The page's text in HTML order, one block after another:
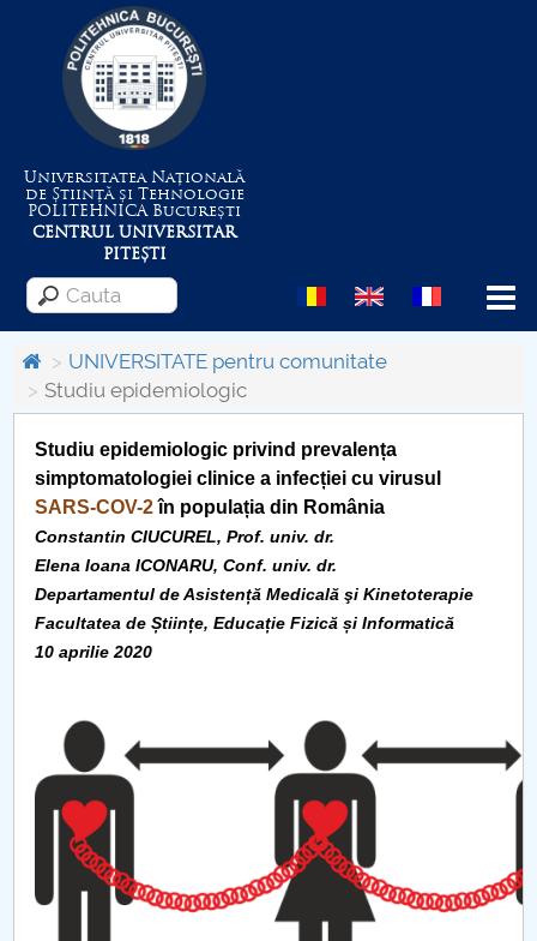
Universitatea Națională
de Știință și Tehnologie
POLITEHNICABucurești
CENTRUL UNIVERSITAR
PITEȘTI
Menu
Despre Universitate
Centrul de Management al Proiectelor
Consiliul de Administratie
Nr. de telefon si adrese Facultăți
Admitere
Senat
Facultăți
Studenți
UNIVERSITATE pentru comunitate
Studiu epidemiologic
Studiu epidemiologic privind prevalența
simptomatologiei clinice a infecției cu virusul
SARS-COV-2în populația din România
Constantin CIUCUREL, Prof. univ. dr.
Elena Ioana ICONARU, Conf. univ. dr.
Departamentul de Asistență Medicală şi Kinetoterapie
Facultatea de Științe, Educație Fizică și Informatică
10 aprilie 2020